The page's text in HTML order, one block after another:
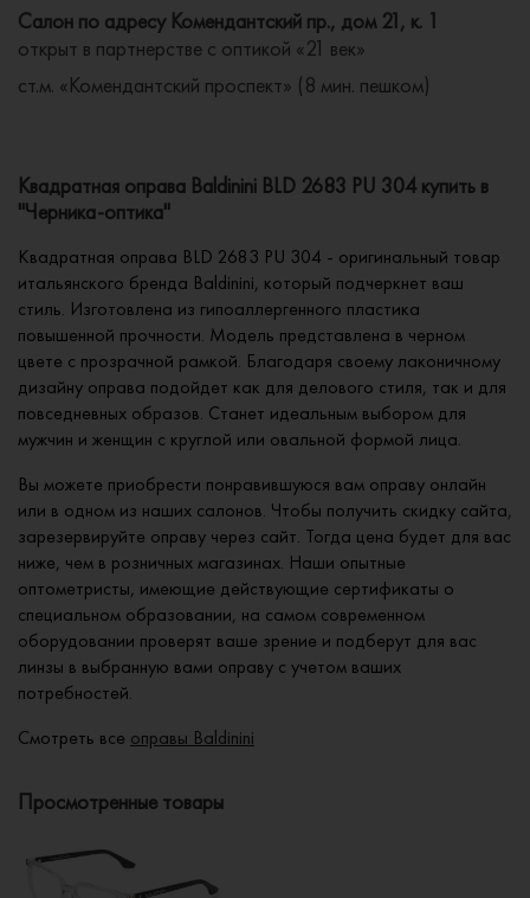
Салон по адресу Комендантский пр., дом 21, к. 1
открыт в партнерстве с оптикой «21 век»
ст.м. «Комендантский проспект» (8 мин. пешком)
Квадратная оправа Baldinini BLD 2683 PU 304 купить в
"Черника-оптика"
Квадратная оправа BLD 2683 PU 304 - оригинальный товар
итальянского бренда Baldinini, который подчеркнет ваш
стиль. Изготовлена из гипоаллергенного пластика
повышенной прочности. Модель представлена в черном
цвете с прозрачной рамкой. Благодаря своему лаконичному
дизайну оправа подойдет как для делового стиля, так и для
повседневных образов. Станет идеальным выбором для
мужчин и женщин с круглой или овальной формой лица.
Вы можете приобрести понравившуюся вам оправу онлайн
или в одном из наших салонов. Чтобы получить скидку сайта,
зарезервируйте оправу через сайт. Тогда цена будет для вас
ниже, чем в розничных магазинах. Наши опытные
оптометристы, имеющие действующие сертификаты о
специальном образовании, на самом современном
оборудовании проверят ваше зрение и подберут для вас
линзы в выбранную вами оправу с учетом ваших
потребностей.
Смотреть все оправы Baldinini
Просмотренные товары